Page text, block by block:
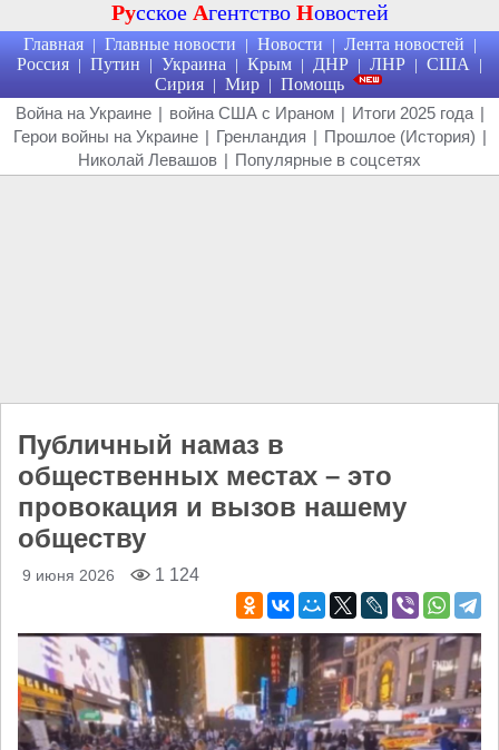
Русское Агентство Новостей
Главная | Главные новости | Новости | Лента новостей |
Россия | Путин | Украина | Крым | ДНР | ЛНР | США |
Сирия | Мир | Помощь
Война на Украине | война США с Ираном | Итоги 2025 года |
Герои войны на Украине | Гренландия | Прошлое (История) |
Николай Левашов | Популярные в соцсетях
Публичный намаз в
общественных местах – это
провокация и вызов нашему
обществу
9 июня 2026 1 124